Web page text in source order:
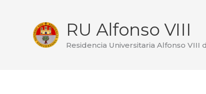
contenido
RU Alfonso VIII
Residencia Universitaria Alfonso